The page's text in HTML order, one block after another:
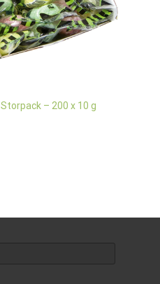
– 200 x 10 g